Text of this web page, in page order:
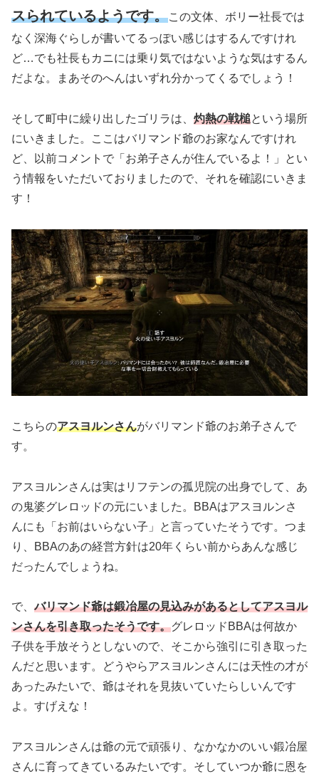
スられているようです。この文体、ボリー社長では
なく深海ぐらしが書いてるっぽい感じはするんですけれ
ど…でも社長もカニには乗り気ではないような気はするん
だよな。まあそのへんはいずれ分かってくるでしょう！
そして町中に繰り出したゴリラは、 灼熱の戦槌という場所
にいきました。ここはバリマンド爺のお家なんですけれ
ど、以前コメントで「お弟子さんが住んでいるよ！」とい
う情報をいただいておりましたので、それを確認にいきま
す！
こちらのアスヨルンさんがバリマンド爺のお弟子さんで
す。
アスヨルンさんは実はリフテンの孤児院の出身でして、あ
の鬼婆グレロッドの元にいました。BBAはアスヨルンさ
んにも「お前はいらない子」と言っていたそうです。つま
り、BBAのあの経営方針は20年くらい前からあんな感じ
だったんでしょうね。
で、バリマンド爺は鍛冶屋の見込みがあるとしてアスヨル
ンさんを引き取ったそうです。グレロッドBBAは何故か
子供を手放そうとしないので、そこから強引に引き取った
んだと思います。どうやらアスヨルンさんには天性の才が
あったみたいで、爺はそれを見抜いていたらしいんです
よ。すげえな！
アスヨルンさんは爺の元で頑張り、なかなかのいい鍛冶屋
さんに育ってきているみたいです。そしていつか爺に恩を